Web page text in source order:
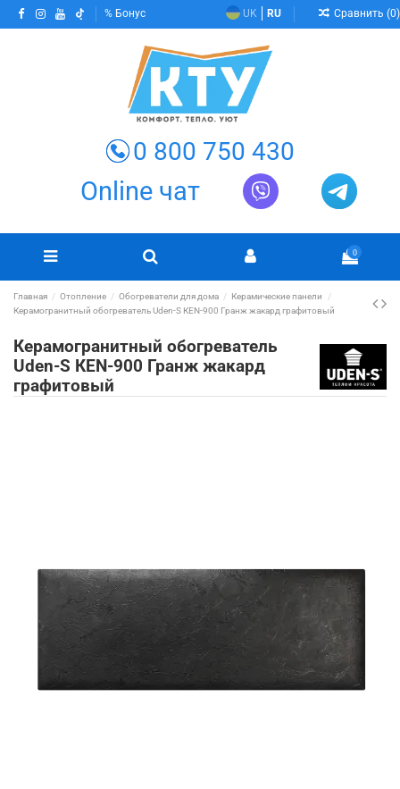
Бонус UK RU Сравнить (0)
0 800 750 430
Online чат
0
Главная Отопление Обогреватели для дома
Керамические панели
Керамогранитный обогреватель Uden-S КЕN-900 Гранж жакард графитовый
Керамогранитный обогреватель
Uden-S КЕN-900 Гранж жакард
графитовый